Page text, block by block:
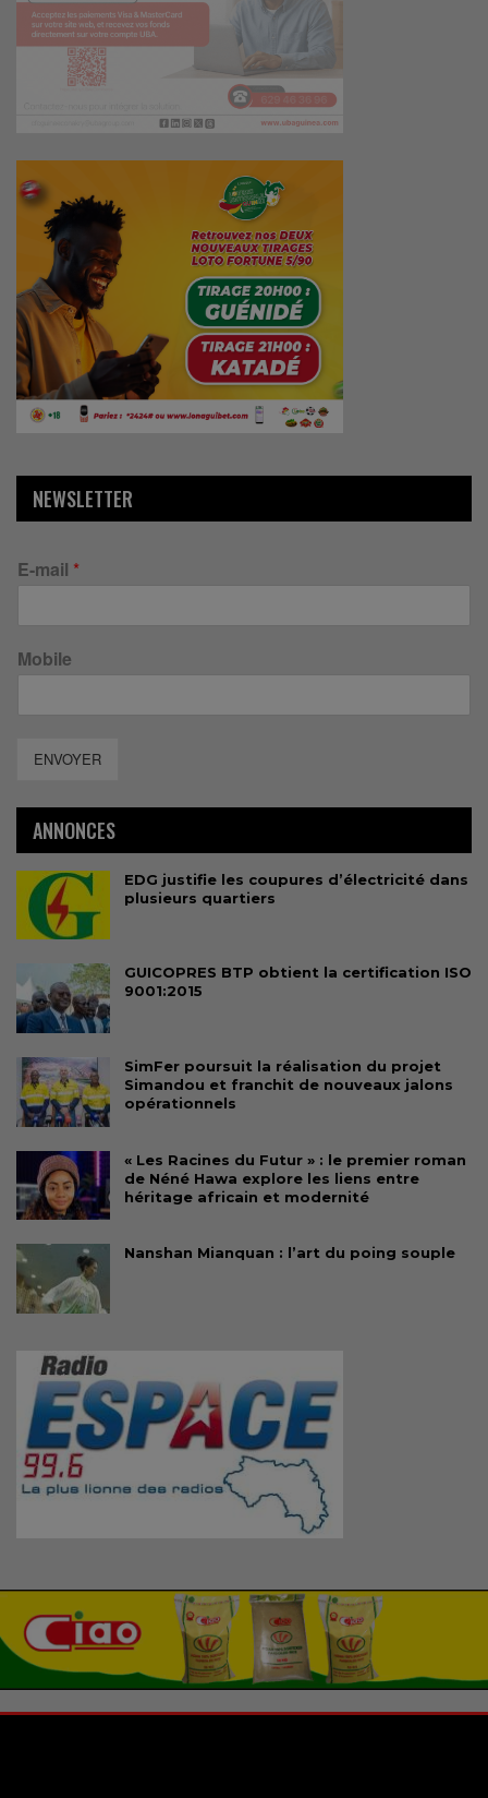
NEWSLETTER
E-mail *
Mobile
ENVOYER
ANNONCES
EDG justifie les coupures d’électricité dans
plusieurs quartiers
GUICOPRES BTP obtient la certification ISO
9001:2015
SimFer poursuit la réalisation du projet
Simandou et franchit de nouveaux jalons
opérationnels
« Les Racines du Futur » : le premier roman
de Néné Hawa explore les liens entre
héritage africain et modernité
Nanshan Mianquan : l’art du poing souple